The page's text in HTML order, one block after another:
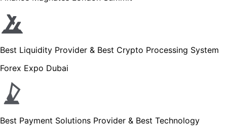
Best Liquidity Provider & Best Crypto Processing System
Forex Expo Dubai
Best Payment Solutions Provider & Best Technology